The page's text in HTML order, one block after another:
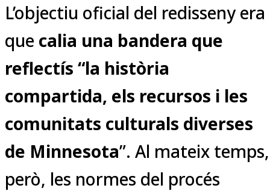
L’objectiu oficial del redisseny era
que calia una bandera que
reflectís “la història
compartida, els recursos i les
comunitats culturals diverses
de Minnesota”. Al mateix temps,
però, les normes del procés